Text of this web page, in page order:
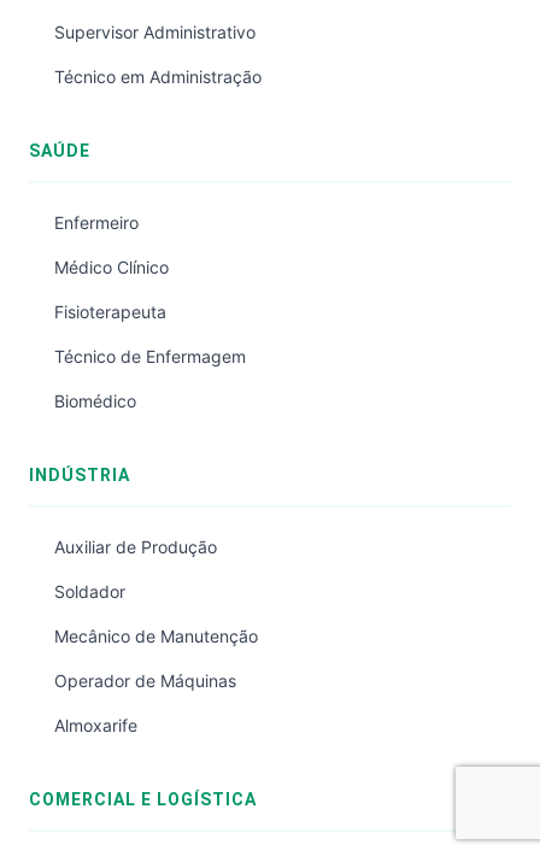
Supervisor Administrativo
Técnico em Administração
SAÚDE
Enfermeiro
Médico Clínico
Fisioterapeuta
Técnico de Enfermagem
Biomédico
INDÚSTRIA
Auxiliar de Produção
Soldador
Mecânico de Manutenção
Operador de Máquinas
Almoxarife
COMERCIAL E LOGÍSTICA